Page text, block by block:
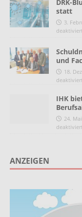
DRK-
statt
3.
deaktiviert
und
18.
deaktiviert
IHK
24.
deaktiviert
ANZEIGEN